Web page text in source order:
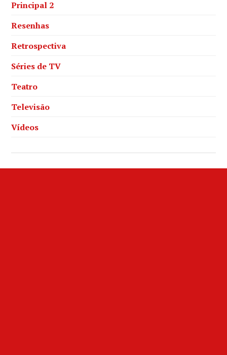
Principal 2
Resenhas
Retrospectiva
Séries de TV
Teatro
Televisão
Vídeos